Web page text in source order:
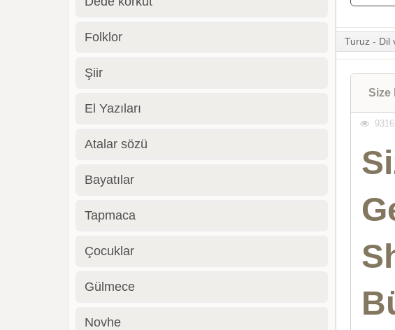
Turuz - Dil
Size
9316
Folklor
Şiir
El Yazıları
Atalar sözü
Bayatılar
Tapmaca
Çocuklar
Gülmece
Novhe